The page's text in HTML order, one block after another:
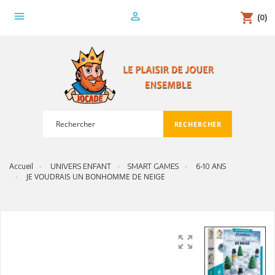
menu person_outline shopping_cart (0)
search
RECHERCHER
Accueil UNIVERS ENFANT SMART GAMES 6-10 ANS
JE VOUDRAIS UN BONHOMME DE NEIGE
zoom_out_map